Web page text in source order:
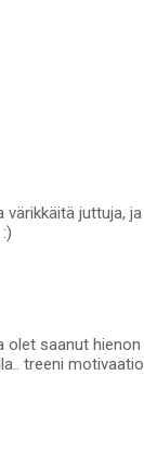
värikkäitä juttuja, ja
olet saanut hienon
treeni motivaatio